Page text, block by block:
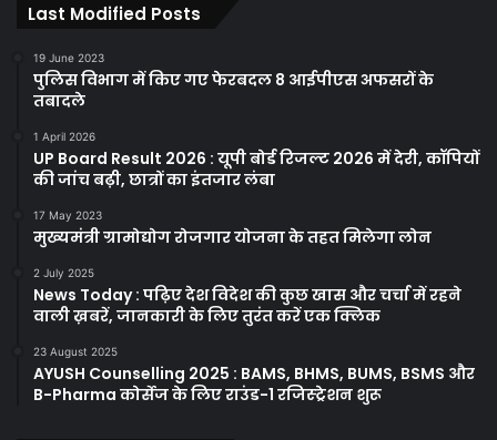
Last Modified Posts
19 June 2023
पुलिस विभाग में किए गए फेरबदल 8 आईपीएस अफसरों के
तबादले
1 April 2026
UP Board Result 2026 : यूपी बोर्ड रिजल्ट 2026 में देरी, कॉपियों
की जांच बढ़ी, छात्रों का इंतजार लंबा
17 May 2023
मुख्यमंत्री ग्रामोद्योग रोजगार योजना के तहत मिलेगा लोन
2 July 2025
News Today : पढ़िए देश विदेश की कुछ खास और चर्चा में रहने
वाली ख़बरें, जानकारी के लिए तुरंत करें एक क्लिक
23 August 2025
AYUSH Counselling 2025 : BAMS, BHMS, BUMS, BSMS और
B-Pharma कोर्सेज के लिए राउंड-1 रजिस्ट्रेशन शुरू